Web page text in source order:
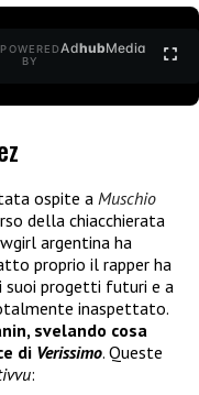
POWERED
BY
AdhubMedia
ospite aMuschio
della chiacchierata
argentina ha
proprio il rapper ha
suoi progetti futuri e a
inaspettato.
svelando cosa
di Verissimo. Queste
: